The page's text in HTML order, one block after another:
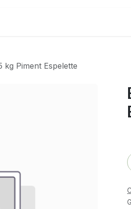
kg Piment Espelette